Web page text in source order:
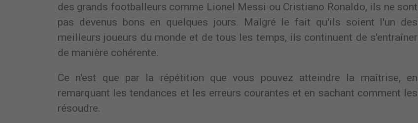
des grands footballeurs comme Lionel Messi ou Cristiano Ronaldo, ils ne sont
pas devenus bons en quelques jours. Malgré le fait qu'ils soient l'un des
meilleurs joueurs du monde et de tous les temps, ils continuent de s'entraîner
de manière cohérente.
Ce n'est que par la répétition que vous pouvez atteindre la maîtrise, en
remarquant les tendances et les erreurs courantes et en sachant comment les
résoudre.